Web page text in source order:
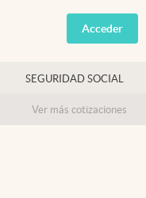
Argentina
España
USA
Colombia
Acceder
SEGURIDAD SOCIAL
Ver más cotizaciones